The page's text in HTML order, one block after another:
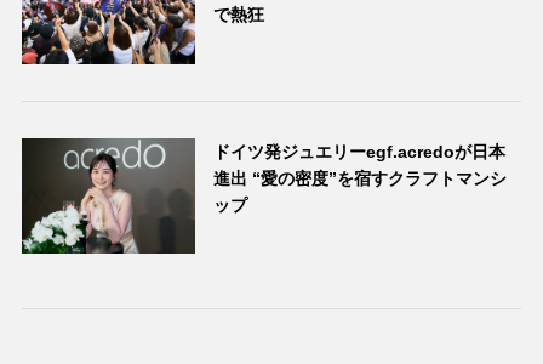
で熱狂
ドイツ発ジュエリーegf.acredoが日本
進出 “愛の密度”を宿すクラフトマンシ
ップ